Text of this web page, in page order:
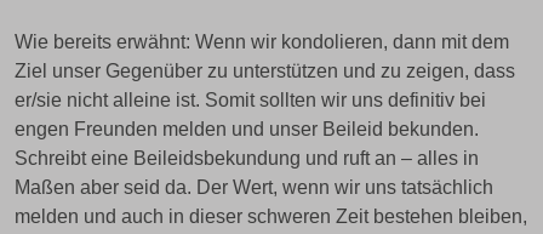
Wie bereits erwähnt: Wenn wir kondolieren, dann mit dem
Ziel unser Gegenüber zu unterstützen und zu zeigen, dass
er/sie nicht alleine ist. Somit sollten wir uns definitiv bei
engen Freunden melden und unser Beileid bekunden.
Schreibt eine Beileidsbekundung und ruft an – alles in
Maßen aber seid da. Der Wert, wenn wir uns tatsächlich
melden und auch in dieser schweren Zeit bestehen bleiben,